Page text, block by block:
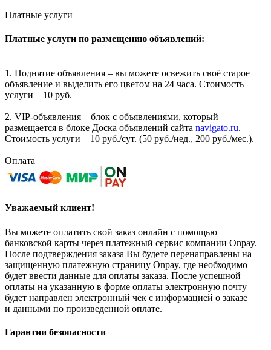
Платные услуги
Платные услуги по размещению объявлений:
1. Поднятие объявления – вы можете освежить своё старое
объявление и выделить его цветом на 24 часа. Стоимость
услуги – 10 руб.
2. VIP-объявления – блок с объявлениями, который
размещается в блоке Доска объявлений сайта navigato.ru.
Стоимость услуги – 10 руб./сут. (50 руб./нед., 200 руб./мес.).
Оплата
Уважаемый клиент!
Вы можете оплатить свой заказ онлайн с помощью
банковской карты через платежный сервис компании Onpay.
После подтверждения заказа Вы будете перенаправлены на
защищенную платежную страницу Onpay, где необходимо
будет ввести данные для оплаты заказа. После успешной
оплаты на указанную в форме оплаты электронную почту
будет направлен электронный чек с информацией о заказе
и данными по произведенной оплате.
Гарантии безопасности